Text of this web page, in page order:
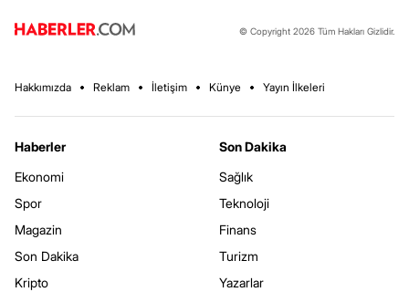
© Copyright 2026 Tüm Hakları Gizlidir.
Hakkımızda Reklam İletişim Künye Yayın İlkeleri
Haberler
Ekonomi
Spor
Magazin
Son Dakika
Kripto
Son Dakika
Sağlık
Teknoloji
Finans
Turizm
Yazarlar